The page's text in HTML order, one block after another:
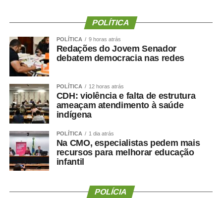
igualdade de oportunidades para todos os candidatos.
COMENTE ABAIXO:
WhatsApp
Facebook
Twitter
Messenger
LinkedIn
Share
POLÍTICA
POLÍTICA 9 horas atrás
Redações do Jovem Senador
debatem democracia nas redes
POLÍTICA 12 horas atrás
CDH: violência e falta de estrutura
ameaçam atendimento à saúde
indígena
POLÍTICA 1 dia atrás
Na CMO, especialistas pedem mais
recursos para melhorar educação
infantil
POLÍCIA